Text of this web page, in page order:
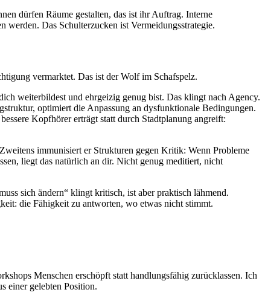
dürfen Räume gestalten, das ist ihr Auftrag. Interne
werden. Das Schulterz­ucken ist Vermeidungsstrategie.
vermarktet. Das ist der Wolf im Schafspelz.
weiterbildest und ehrgeizig genug bist. Das klingt nach Agency.
optimiert die Anpassung an dysfunktionale Bedingungen.
Kopfhörer erträgt statt durch Stadtplanung angreift:
immunisiert er Strukturen gegen Kritik: Wenn Probleme
liegt das natürlich an dir. Nicht genug meditiert, nicht
sich ändern“ klingt kritisch, ist aber praktisch lähmend.
die Fähigkeit zu antworten, wo etwas nicht stimmt.
Menschen erschöpft statt handlungsfähig zurücklassen. Ich
einer gelebten Position.